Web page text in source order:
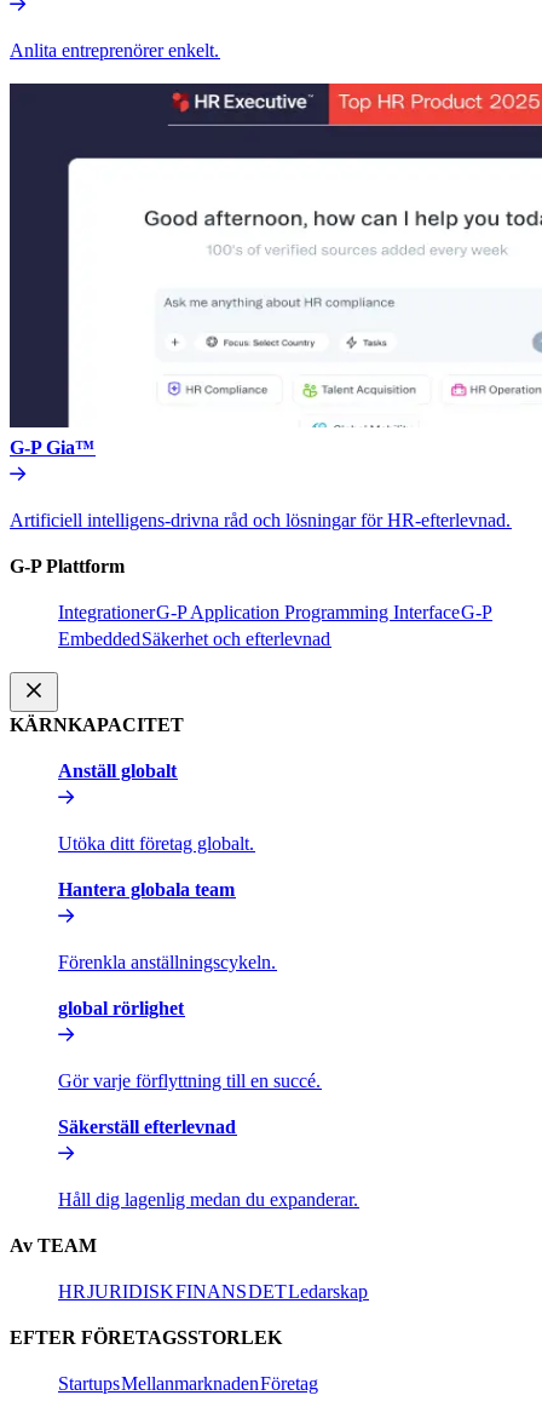
Anlita entreprenörer enkelt.​​
G-P Gia™​​
Artificiell intelligens-drivna råd och lösningar för HR-efterlevnad.​​
G-P Plattform​​
Integrationer​​G-P Application Programming Interface​​G-P
Embedded​​Säkerhet och efterlevnad​​
KÄRNKAPACITET​​
Anställ globalt​​
Utöka ditt företag globalt.​​
Hantera globala team​​
Förenkla anställningscykeln.​​
global rörlighet​​
Gör varje förflyttning till en succé.​​
Säkerställ efterlevnad​​
Håll dig lagenlig medan du expanderar.​​
Av TEAM​​
HR​​JURIDISK​​FINANS​​DET​​Ledarskap​​
EFTER FÖRETAGSSTORLEK​​
Startups​​Mellanmarknaden​​Företag​​